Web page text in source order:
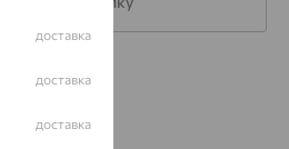
доставка
доставка
доставка